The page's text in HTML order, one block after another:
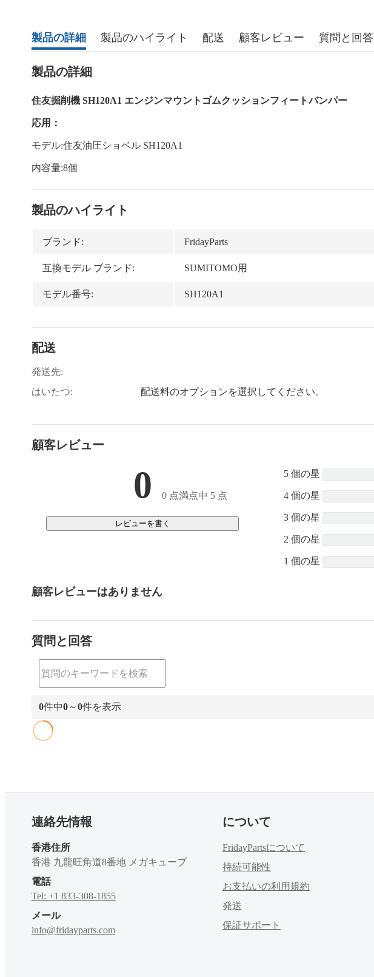
製品の詳細 製品のハイライト 配送 顧客レビュー 質問と回答
製品の詳細
住友掘削機 SH120A1 エンジンマウントゴムクッションフィートバンパー
応用：
モデル:住友油圧ショベル SH120A1
内容量:8個
製品のハイライト
ブランド: FridayParts
互換モデル ブランド: SUMITOMO用
モデル番号: SH120A1
配送
発送先:
はいたつ:
配送料のオプションを選択してください。
顧客レビュー
0 0 点満点中 5 点
レビューを書く
5 個の星
4 個の星
3 個の星
2 個の星
1 個の星
顧客レビューはありません
質問と回答
0件中0～0件を表示
連絡先情報
香港住所
香港 九龍旺角道8番地 メガキューブ
電話
Tel: +1 833-308-1855
メール
info@fridayparts.com
について
FridayPartsについて
持続可能性
お支払いの利用規約
発送
保証サポート